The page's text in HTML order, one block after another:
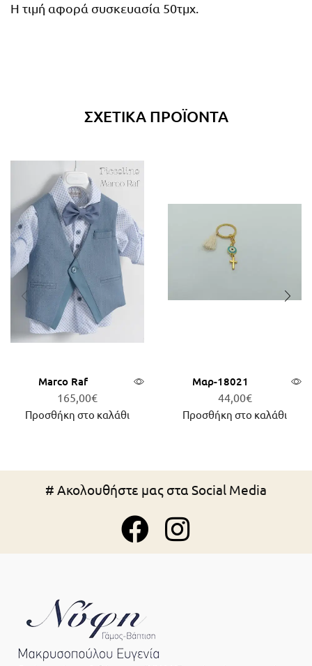
Η τιμή αφορά συσκευασία 50τμχ.
ΣΧΕΤΙΚΆ ΠΡΟΪΌΝΤΑ
Marco Raf
165,00€
Προσθήκη στο καλάθι
Μαρ-18021
44,00€
Προσθήκη στο καλάθι
# Ακολουθήστε μας στα Social Media